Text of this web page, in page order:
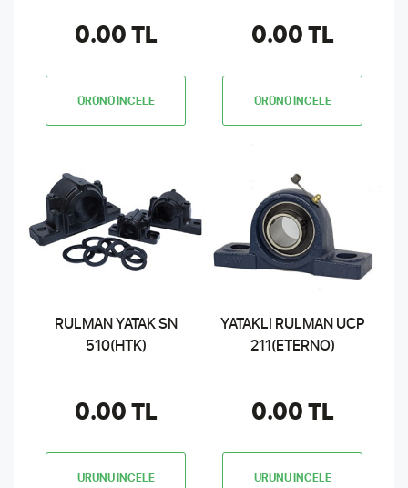
0.00 TL
ÜRÜNÜ İNCELE
0.00 TL
ÜRÜNÜ İNCELE
RULMAN YATAK SN
510(HTK)
0.00 TL
ÜRÜNÜ İNCELE
YATAKLI RULMAN UCP
211(ETERNO)
0.00 TL
ÜRÜNÜ İNCELE